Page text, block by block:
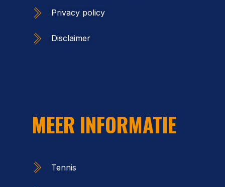
Privacy policy
Disclaimer
MEER INFORMATIE
Tennis